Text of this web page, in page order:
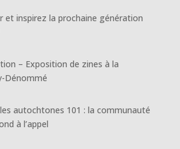
et inspirez la prochaine génération
– Exposition de zines à la
Dénommé
autochtones 101 : la communauté
à l’appel